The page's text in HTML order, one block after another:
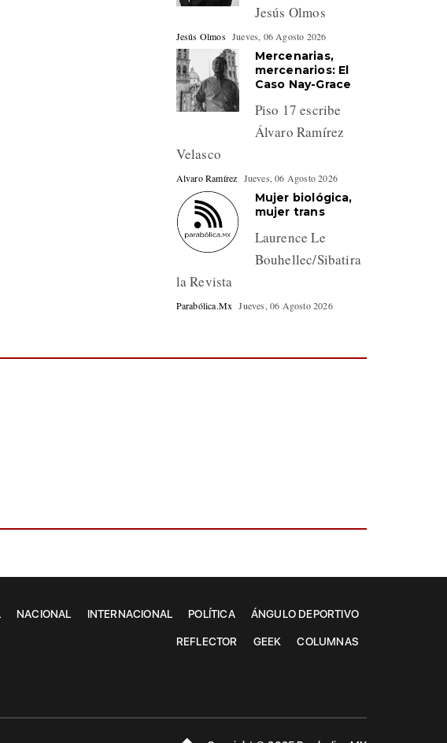
Jesús Olmos
Jesús Olmos Jueves, 06 Agosto 2026
Mercenarias,
mercenarios: El
Caso Nay-Grace
Piso 17 escribe
Álvaro Ramírez
Velasco
Alvaro Ramírez Jueves, 06 Agosto 2026
Mujer biológica,
mujer trans
Laurence Le
Bouhellec/Sibatira
la Revista
Parabólica.Mx Jueves, 06 Agosto 2026
NACIONAL INTERNACIONAL POLÍTICA ÁNGULO DEPORTIVO
REFLECTOR GEEK COLUMNAS